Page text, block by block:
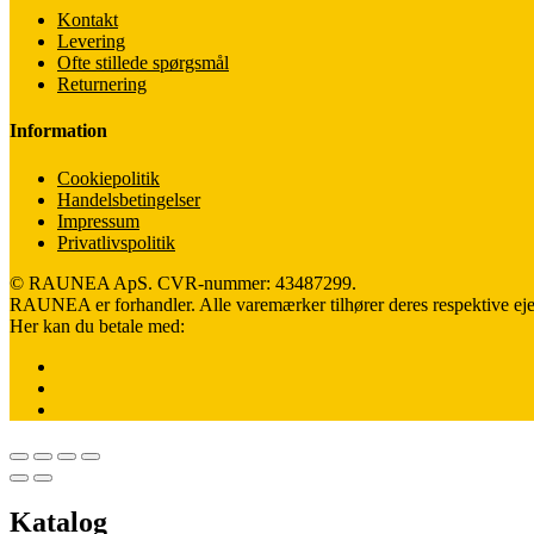
Kontakt
Levering
Ofte stillede spørgsmål
Returnering
Information
Cookiepolitik
Handelsbetingelser
Impressum
Privatlivspolitik
© RAUNEA ApS. CVR-nummer: 43487299.
RAUNEA er forhandler. Alle varemærker tilhører deres respektive
Her kan du betale med:
Katalog